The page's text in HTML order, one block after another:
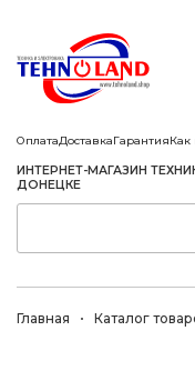
ОплатаДоставкаГарантияКак
ИНТЕРНЕТ-МАГАЗИН
ДОНЕЦКЕ
Главная Каталог